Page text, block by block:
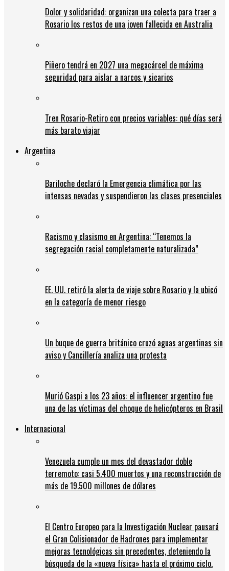
Dolor y solidaridad: organizan una colecta para traer a
Rosario los restos de una joven fallecida en Australia
Piñero tendrá en 2027 una megacárcel de máxima
seguridad para aislar a narcos y sicarios
Tren Rosario-Retiro con precios variables: qué días será
más barato viajar
Argentina
Bariloche declaró la Emergencia climática por las
intensas nevadas y suspendieron las clases presenciales
Racismo y clasismo en Argentina: “Tenemos la
segregación racial completamente naturalizada”
EE. UU. retiró la alerta de viaje sobre Rosario y la ubicó
en la categoría de menor riesgo
Un buque de guerra británico cruzó aguas argentinas sin
aviso y Cancillería analiza una protesta
Murió Gaspi a los 23 años: el influencer argentino fue
una de las víctimas del choque de helicópteros en Brasil
Internacional
Venezuela cumple un mes del devastador doble
terremoto: casi 5.400 muertos y una reconstrucción de
más de 19.500 millones de dólares
El Centro Europeo para la Investigación Nuclear pausará
el Gran Colisionador de Hadrones para implementar
mejoras tecnológicas sin precedentes, deteniendo la
búsqueda de la «nueva física» hasta el próximo ciclo.